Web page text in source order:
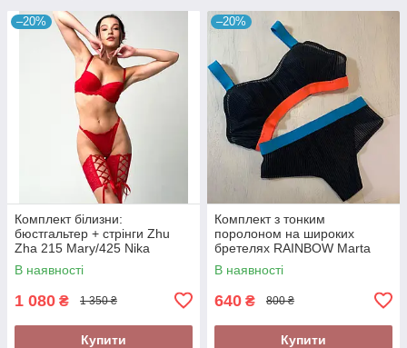
–20%
Комплект білизни:
бюстгальтер + стрінги Zhu
Zha 215 Mary/425 Nika
В наявності
1 080 ₴ 1 350 ₴
Купити
–20%
Комплект з тонким
поролоном на широких
бретелях RAINBOW Marta
Lingerie 274
В наявності
640 ₴ 800 ₴
Купити